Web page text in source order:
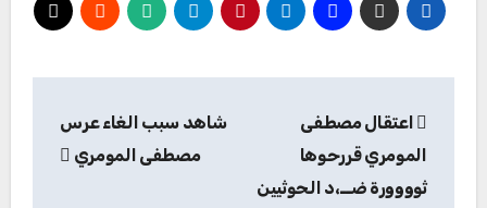
المقالات
اعتقال مصطفى
المومري قررحوها
ثوووورة ضــ،د الحوثيين
شاهد سبب الغاء عرس
مصطفى المومري